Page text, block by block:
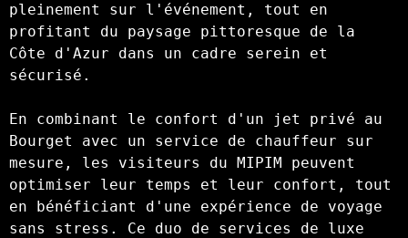
pleinement sur l'événement, tout en
profitant du paysage pittoresque de la
Côte d'Azur dans un cadre serein et
sécurisé.
En combinant le confort d'un jet privé au
Bourget avec un service de chauffeur sur
mesure, les visiteurs du MIPIM peuvent
optimiser leur temps et leur confort, tout
en bénéficiant d'une expérience de voyage
sans stress. Ce duo de services de luxe